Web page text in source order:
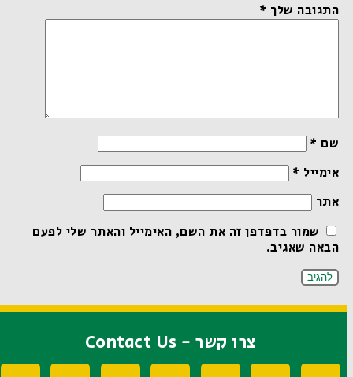
התגובה שלך*
שם*
אימייל*
אתר
שמור בדפדפן זה את השם, האימייל והאתר שלי לפעם
הבאה שאגיב.
צרו קשר - Contact Us